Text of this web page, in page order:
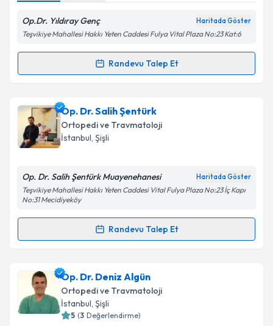
Metni'ni okudum ve kişisel verilerimin belirtilen
kapsamda işlenmesini kabul ediyorum.
Takvim Talebini Gönder
Op.Dr. Yıldıray Genç Haritada Göster
Teşvikiye Mahallesi Hakkı Yeten Caddesi Fulya Vital Plaza No:23 Kat:6
Randevu Talep Et
Randevu Takvimi Talebi
Op. Dr. Yıldıray Gençiçin randevu takvimi talebi
oluşturun. Size bu uzmandan randevu almanız için bir
takvim hazırlandığında e-posta ile bilgilendireceğiz.
Kişisel verilerimin işlenmesine ilişkinAydınlatma
'ni okudum ve kişisel verilerimin belirtilen
kapsamda işlenmesini kabul ediyorum.
Takvim Talebini Gönder
Op. Dr. Salih Şentürk
Ortopedi ve Travmatoloji
İstanbul, Şişli
Op. Dr. Salih Şentürk Muayenehanesi Haritada Göster
Teşvikiye Mahallesi Hakkı Yeten Caddesi Vital Fulya Plaza No:23 İç Kapı
No:31 Mecidiyeköy
Randevu Talep Et
Randevu Takvimi Talebi
Op. Dr. Salih Şentürkiçin randevu takvimi talebi
oluşturun. Size bu uzmandan randevu almanız için bir
takvim hazırlandığında e-posta ile bilgilendireceğiz.
Op. Dr. Deniz Algün
Ortopedi ve Travmatoloji
İstanbul, Şişli
5 (3 Değerlendirme)